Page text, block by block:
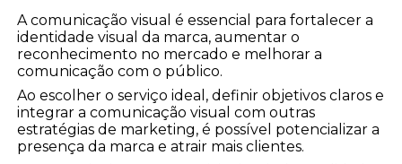
A comunicação visual é essencial para fortalecer a
identidade visual da marca, aumentar o
reconhecimento no mercado e melhorar a
comunicação com o público.
Ao escolher o serviço ideal, definir objetivos claros e
integrar a comunicação visual com outras
estratégias de marketing, é possível potencializar a
presença da marca e atrair mais clientes.